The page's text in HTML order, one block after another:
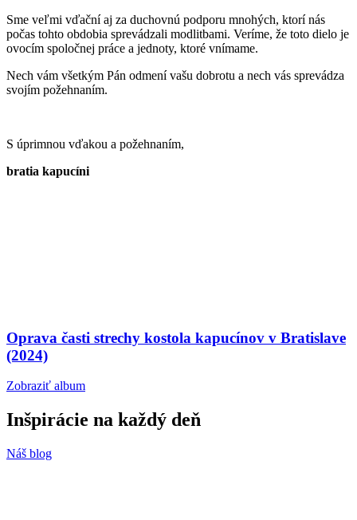
Sme veľmi vďační aj za duchovnú podporu mnohých, ktorí nás
počas tohto obdobia sprevádzali modlitbami. Veríme, že toto dielo je
ovocím spoločnej práce a jednoty, ktoré vnímame.
Nech vám všetkým Pán odmení vašu dobrotu a nech vás sprevádza
svojím požehnaním.
S úprimnou vďakou a požehnaním,
bratia kapucíni
Oprava časti strechy kostola kapucínov v Bratislave
(2024)
Zobraziť album
Inšpirácie na každý deň
Náš blog